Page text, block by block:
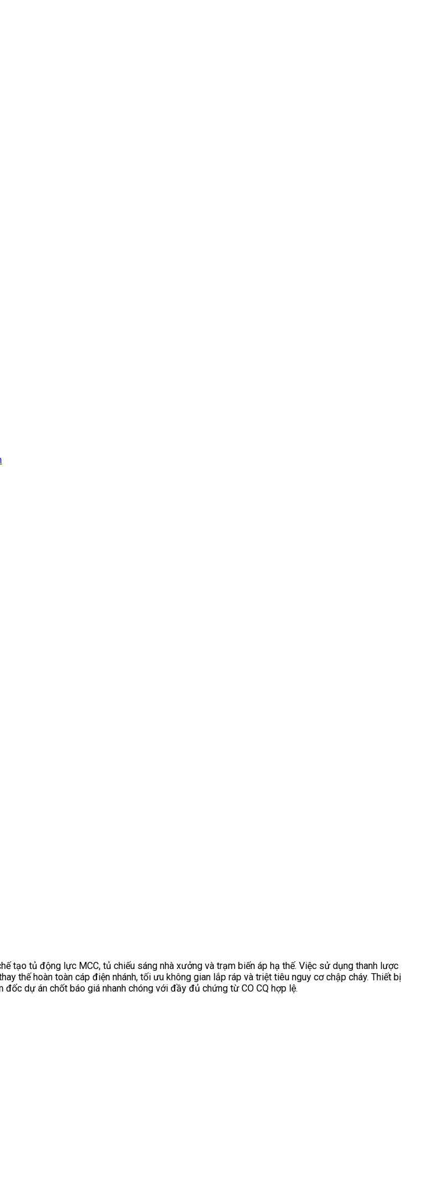
tạo tủ động lực MCC, tủ chiếu sáng nhà xưởng và trạm biến áp hạ thế. Việc sử dụng thanh lược
thế hoàn toàn cáp điện nhánh, tối ưu không gian lắp ráp và triệt tiêu nguy cơ chập cháy. Thiết bị
dự án chốt báo giá nhanh chóng với đầy đủ chứng từ CO CQ hợp lệ.